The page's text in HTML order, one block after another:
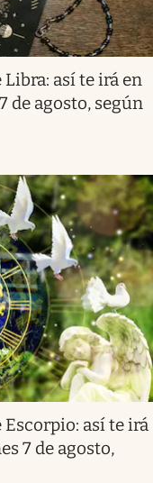
así te irá en
de agosto, según
así te irá
7 de agosto,